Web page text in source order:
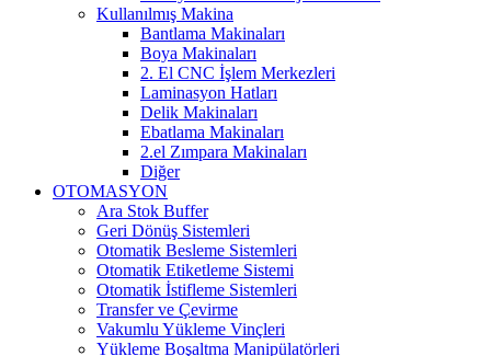
Kullanılmış Makina
Bantlama Makinaları
Boya Makinaları
2. El CNC İşlem Merkezleri
Laminasyon Hatları
Delik Makinaları
Ebatlama Makinaları
2.el Zımpara Makinaları
Diğer
OTOMASYON
Ara Stok Buffer
Geri Dönüş Sistemleri
Otomatik Besleme Sistemleri
Otomatik Etiketleme Sistemi
Otomatik İstifleme Sistemleri
Transfer ve Çevirme
Vakumlu Yükleme Vinçleri
Yükleme Boşaltma Manipülatörleri